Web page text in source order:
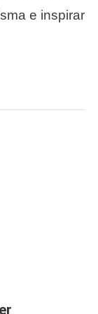
e inspirar